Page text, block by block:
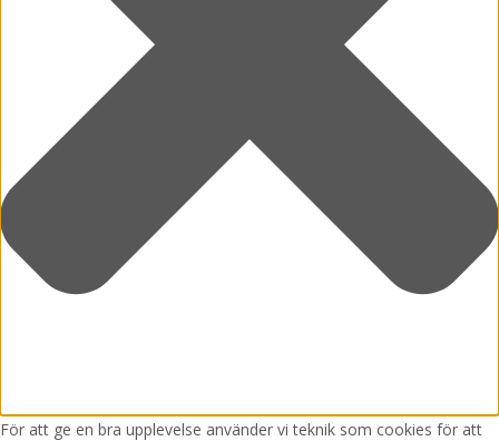
För att ge en bra upplevelse använder vi teknik som cookies för att